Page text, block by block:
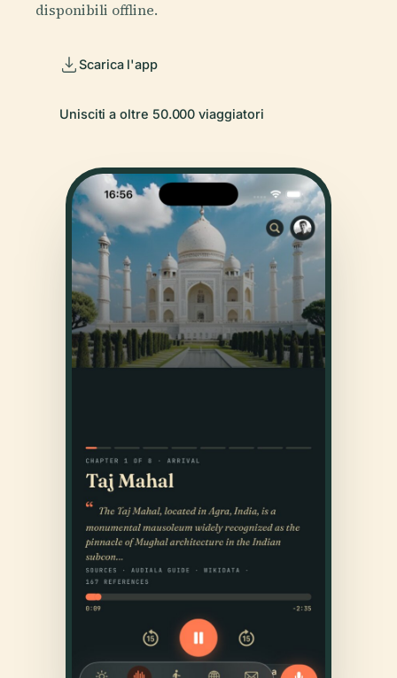
disponibili offline.
Scarica l'app
Unisciti a oltre 50.000 viaggiatori